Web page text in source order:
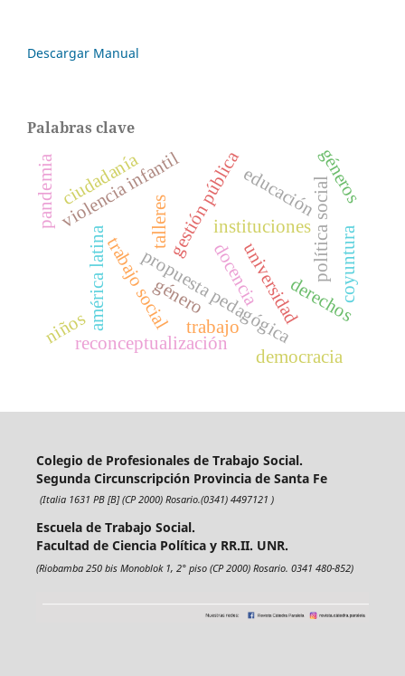
Descargar Manual
Palabras clave
talleres
trabajo social
propuesta pedagógica
instituciones
reconceptualización
américa latina
gestión pública
violencia infantil
universidad
educación
docencia política social
democracia
ciudadanía
género
niños
derechos
pandemia
coyuntura
géneros
trabajo
Colegio de Profesionales de Trabajo Social.
Segunda Circunscripción Provincia de Santa Fe
(Italia 1631 PB [B] (CP 2000) Rosario.(0341) 4497121 )
Escuela de Trabajo Social.
Facultad de Ciencia Política y RR.II. UNR.
(Riobamba 250 bis Monoblok 1, 2° piso (CP 2000) Rosario. 0341 480-852)